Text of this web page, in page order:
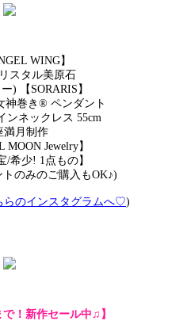
WING】
スタル美原石
) 【SORARIS】
神巻き® ペンダント
ンネックレス 55cm
満月制作
MOON Jewelry】
/希少! 1点もの】
のみのご購入もOK♪)
らのインスタグラムへ♡)
で！新作セール中♫】